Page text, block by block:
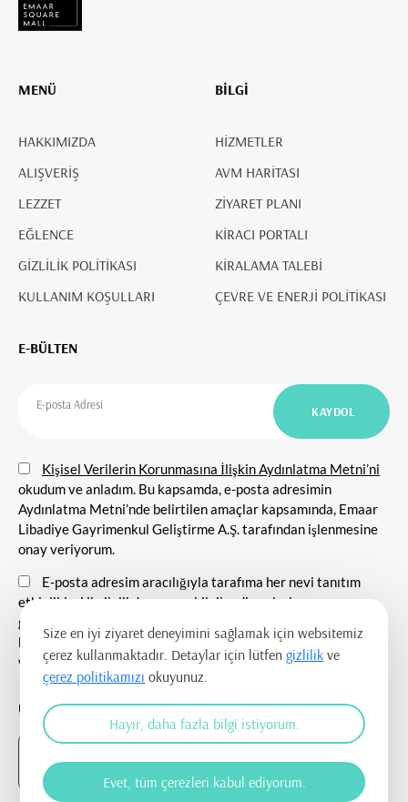
MENÜ
HAKKIMIZDA
ALIŞVERİŞ
LEZZET
EĞLENCE
GİZLİLİK POLİTİKASI
KULLANIM KOŞULLARI
BİLGİ
HİZMETLER
AVM HARİTASI
ZİYARET PLANI
KİRACI PORTALI
KİRALAMA TALEBİ
ÇEVRE VE ENERJİ POLİTİKASI
E-BÜLTEN
Kişisel Verilerin Korunmasına İlişkin Aydınlatma Metni’ni
okudum ve anladım. Bu kapsamda, e-posta adresimin
Aydınlatma Metni’nde belirtilen amaçlar kapsamında, Emaar
Libadiye Gayrimenkul Geliştirme A.Ş. tarafından işlenmesine
onay veriyorum.
E-posta adresim aracılığıyla tarafıma her nevi tanıtım
etkinlikleri ile ilgili duyuru ve bilgilendirmelerin
gönderilmesine, tanıtım ve pazarlama amacı ile iletişim
kurulmasına ve ticari elektronik ileti gönderilmesine onay
veriyorum.
UYGULAMAYI İNDİR
Size en iyi ziyaret deneyimini sağlamak için websitemiz
çerez kullanmaktadır. Detaylar için lütfengizlilik ve
çerez politikamızı okuyunuz.
Hayır, daha fazla bilgi istiyorum.
Evet, tüm çerezleri kabul ediyorum.